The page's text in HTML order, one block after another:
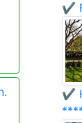
✔️
✔️